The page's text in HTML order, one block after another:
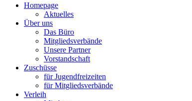
Homepage
Aktuelles
Über uns
Das Büro
Mitgliedsverbände
Unsere Partner
Vorstandschaft
Zuschüsse
für Jugendfreizeiten
für Mitgliedsverbände
Verleih